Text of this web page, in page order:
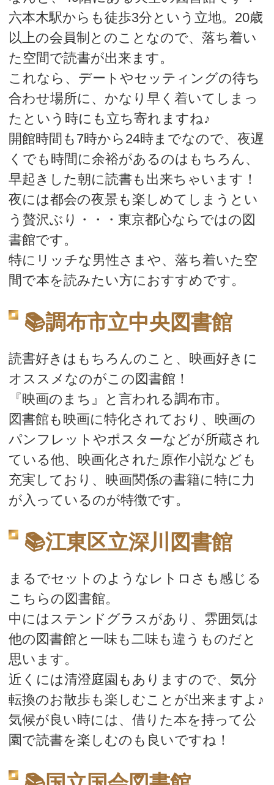
六本木駅からも徒歩3分という立地。20歳
以上の会員制とのことなので、落ち着い
た空間で読書が出来ます。
これなら、デートやセッティングの待ち
合わせ場所に、かなり早く着いてしまっ
たという時にも立ち寄れますね♪
開館時間も7時から24時までなので、夜遅
くでも時間に余裕があるのはもちろん、
早起きした朝に読書も出来ちゃいます！
夜には都会の夜景も楽しめてしまうとい
う贅沢ぶり・・・東京都心ならではの図
書館です。
特にリッチな男性さまや、落ち着いた空
間で本を読みたい方におすすめです。
📚調布市立中央図書館
読書好きはもちろんのこと、映画好きに
オススメなのがこの図書館！
『映画のまち』と言われる調布市。
図書館も映画に特化されており、映画の
パンフレットやポスターなどが所蔵され
ている他、映画化された原作小説なども
充実しており、映画関係の書籍に特に力
が入っているのが特徴です。
📚江東区立深川図書館
まるでセットのようなレトロさも感じる
こちらの図書館。
中にはステンドグラスがあり、雰囲気は
他の図書館と一味も二味も違うものだと
思います。
近くには清澄庭園もありますので、気分
転換のお散歩も楽しむことが出来ますよ♪
気候が良い時には、借りた本を持って公
園で読書を楽しむのも良いですね！